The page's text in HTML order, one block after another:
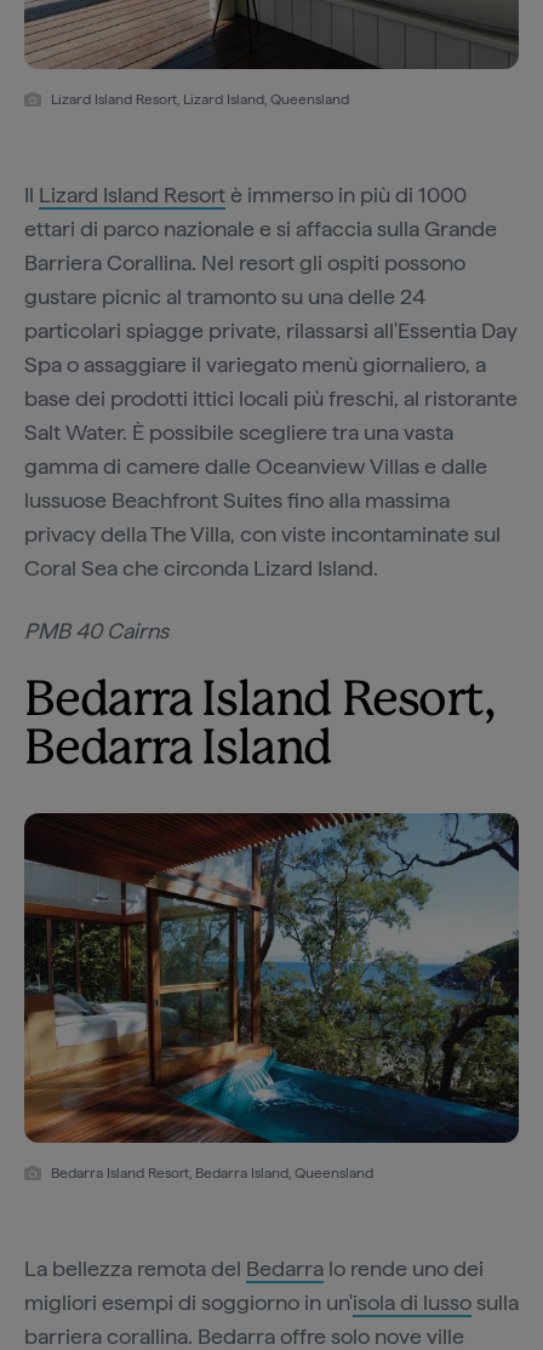
Lizard Island Resort, Lizard Island, Queensland
Il Lizard Island Resortè immerso in più di 1000
ettari di parco nazionale e si affaccia sulla Grande
Barriera Corallina. Nel resort gli ospiti possono
gustare picnic al tramonto su una delle 24
particolari spiagge private, rilassarsi all'Essentia Day
Spa o assaggiare il variegato menù giornaliero, a
base dei prodotti ittici locali più freschi, al ristorante
Salt Water. È possibile scegliere tra una vasta
gamma di camere dalle Oceanview Villas e dalle
lussuose Beachfront Suites fino alla massima
privacy della The Villa, con viste incontaminate sul
Coral Sea che circonda Lizard Island.
PMB 40 Cairns
Bedarra Island Resort,
Bedarra Island
Bedarra Island Resort, Bedarra Island, Queensland
La bellezza remota del Bedarra lo rende uno dei
migliori esempi di soggiorno in un'isola di lussosulla
barriera corallina. Bedarra offre solo nove ville